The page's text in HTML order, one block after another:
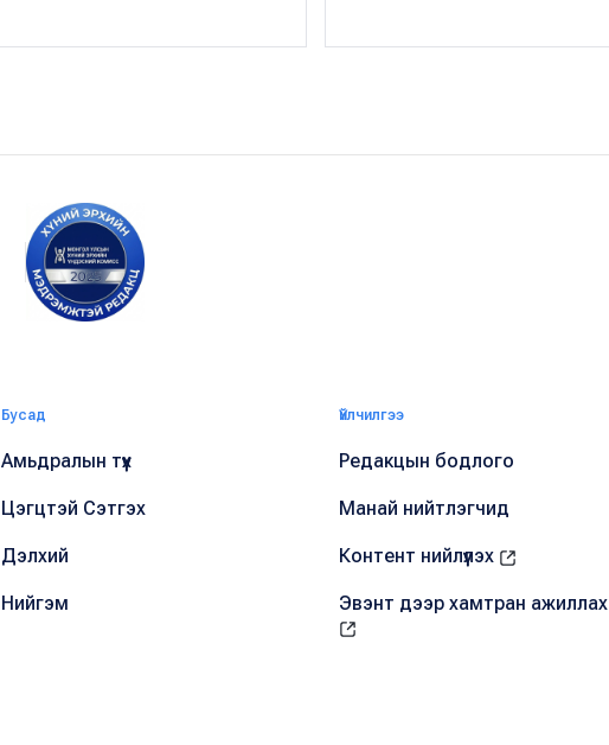
Бусад
Амьдралын түүх
Цэгцтэй Сэтгэх
Дэлхий
Нийгэм
Үйлчилгээ
Редакцын бодлого
Манай нийтлэгчид
Контент нийлүүлэх
Эвэнт дээр хамтран ажиллах